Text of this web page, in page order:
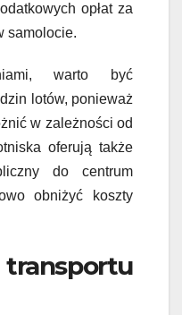
opłat za
samolocie.
warto być
lotów, ponieważ
w zależności od
oferują także
do centrum
obniżyć koszty